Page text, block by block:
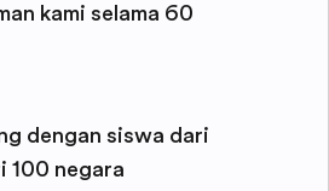
kami selama 60
dengan siswa dari
100 negara